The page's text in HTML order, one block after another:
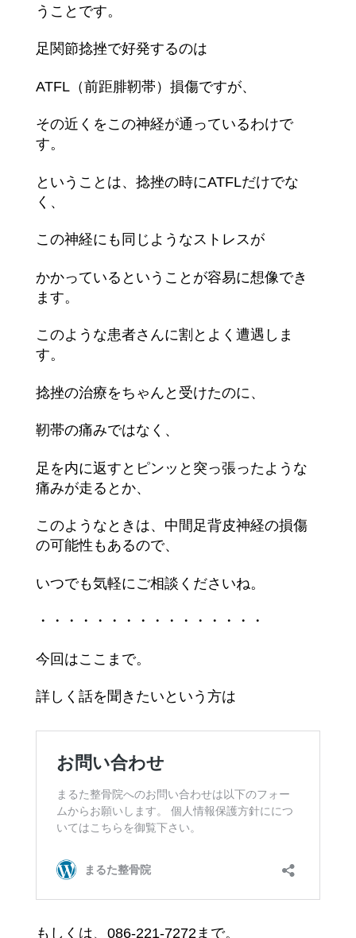
うことです。
足関節捻挫で好発するのは
ATFL（前距腓靭帯）損傷ですが、
その近くをこの神経が通っているわけで
す。
ということは、捻挫の時にATFLだけでな
く、
この神経にも同じようなストレスが
かかっているということが容易に想像でき
ます。
このような患者さんに割とよく遭遇しま
す。
捻挫の治療をちゃんと受けたのに、
靭帯の痛みではなく、
足を内に返すとピンッと突っ張ったような
痛みが走るとか、
このようなときは、中間足背皮神経の損傷
の可能性もあるので、
いつでも気軽にご相談くださいね。
・・・・・・・・・・・・・・・・
今回はここまで。
詳しく話を聞きたいという方は
もしくは、086-221-7272まで。